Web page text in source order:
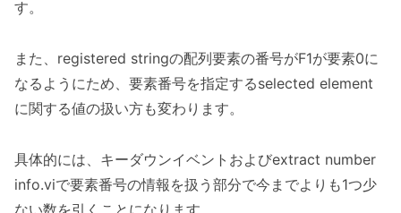
す。
また、registered stringの配列要素の番号がF1が要素0に
なるようにため、要素番号を指定するselected element
に関する値の扱い方も変わります。
具体的には、キーダウンイベントおよびextract number
info.viで要素番号の情報を扱う部分で今までよりも1つ少
ない数を引くことになります。